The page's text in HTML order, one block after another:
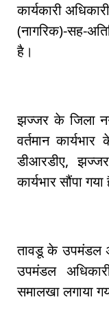
कार्यकारी
(नागरिक)-सह-
है।
झज्जर के जिला
वर्तमान
डीआरडीए,
कार्यभार सौंपा गया
तावडू के उपमंडल
उपमंडल
समालखा लगाया